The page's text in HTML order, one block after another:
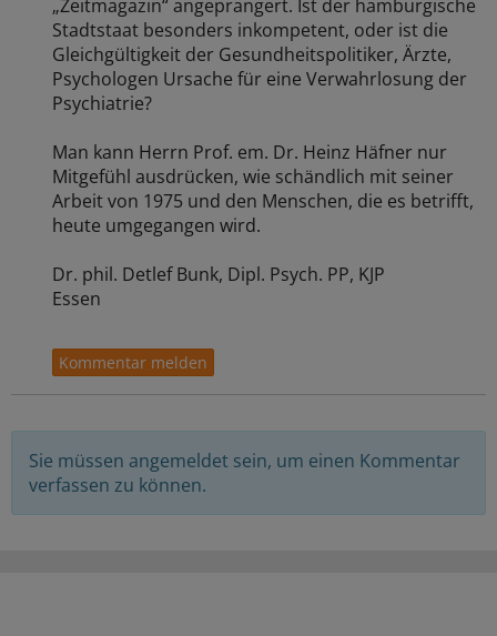
„Zeitmagazin“ angeprangert. Ist der hamburgische
Stadtstaat besonders inkompetent, oder ist die
Gleichgültigkeit der Gesundheitspolitiker, Ärzte,
Psychologen Ursache für eine Verwahrlosung der
Psychiatrie?
Man kann Herrn Prof. em. Dr. Heinz Häfner nur
Mitgefühl ausdrücken, wie schändlich mit seiner
Arbeit von 1975 und den Menschen, die es betrifft,
heute umgegangen wird.
Dr. phil. Detlef Bunk, Dipl. Psych. PP, KJP
Essen
Sie müssen angemeldet sein, um einen Kommentar
verfassen zu können.